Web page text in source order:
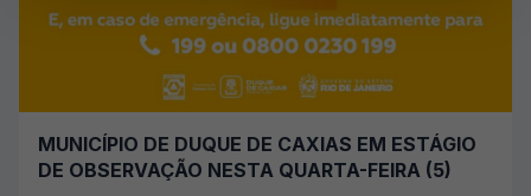
MUNICÍPIO DE DUQUE DE CAXIAS EM ESTÁGIO
DE OBSERVAÇÃO NESTA QUARTA-FEIRA (5)